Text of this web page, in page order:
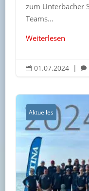
zum Unterbacher
Teams...
Weiterlesen
 01.07.2024 | 
Aktuelles